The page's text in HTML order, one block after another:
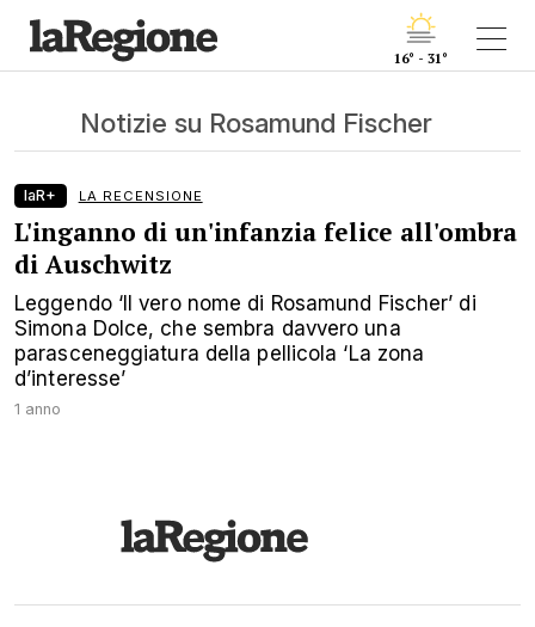
16° - 31°
Notizie su Rosamund Fischer
laR+ LA RECENSIONE
L'inganno di un'infanzia felice all'ombra
di Auschwitz
Leggendo ‘Il vero nome di Rosamund Fischer’ di
Simona Dolce, che sembra davvero una
parasceneggiatura della pellicola ‘La zona
d’interesse’
1 anno